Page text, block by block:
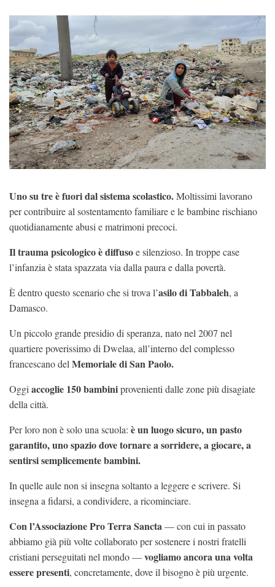
Uno su tre è fuori dal sistema scolastico.Moltissimi lavorano
per contribuire al sostentamento familiare e le bambine rischiano
quotidianamente abusi e matrimoni precoci.
Il trauma psicologico è diffusoe silenzioso. In troppe case
l’infanzia è stata spazzata via dalla paura e dalla povertà.
È dentro questo scenario che si trova l’asilo di Tabbaleh, a
Damasco.
Un piccolo grande presidio di speranza, nato nel 2007 nel
quartiere poverissimo di Dwelaa, all’interno del complesso
francescano del Memoriale di San Paolo.
Oggi accoglie 150 bambiniprovenienti dalle zone più disagiate
della città.
Per loro non è solo una scuola: è un luogo sicuro, un pasto
garantito, uno spazio dove tornare a sorridere, a giocare, a
sentirsi semplicemente bambini.
In quelle aule non si insegna soltanto a leggere e scrivere. Si
insegna a fidarsi, a condividere, a ricominciare.
Con l’Associazione Pro Terra Sancta— con cui in passato
abbiamo già più volte collaborato per sostenere i nostri fratelli
cristiani perseguitati nel mondo —vogliamo ancora una volta
essere presenti, concretamente, dove il bisogno è più urgente.